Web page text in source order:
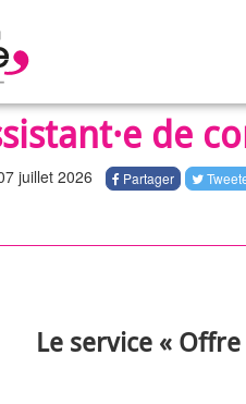
de
juillet 2026 Partager
Le service «